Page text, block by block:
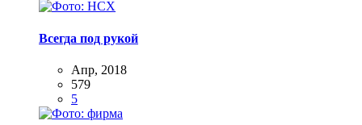
Всегда под рукой
Апр, 2018
579
5